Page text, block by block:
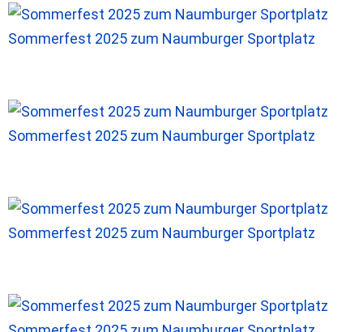
Sommerfest 2025 zum Naumburger Sportplatz
Sommerfest 2025 zum Naumburger Sportplatz
Sommerfest 2025 zum Naumburger Sportplatz